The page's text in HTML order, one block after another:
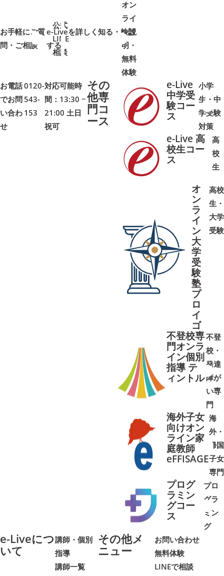
公式
LINE
相談
お手軽にご質
問・ご相談➜ ➜
オン
ライ
ン説
明・
無料
体験
e-Liveを詳しく知る・検討
する
➜➜
お電話
でお問
い合わ
せ
0120-
543-
153
対応可能時
間：13:30 ~
21:00 土日
祝可
その
他専
門コ
ース
e-Live
中学受
験コー
ス
小学
生・中
学受験
対策
➜➜
e-Live 高
校生コー
ス
高
校
生
➜➜
オ
ン
ラ
イ
ン
大
学
受
験
塾
プ
ロ
イ
ゴ
高校
生・
大学
受験
不登校専
門オンラ
イン個別
指導 テ
ィントル
不登
校・
発達
障が
い専
門
➜➜
海外子女
向けオン
ライン家
庭教師
eFFISAGE
海
外・
帰国
子女
専門
➜➜
プログ
ラミン
グコー
ス
プロ
グラ
ミン
グ
➜➜
e-Liveにつ
いて
講師・個別
指導
講師一覧
その他メ
ニュー
お問い合わせ
無料体験
LINEで相談